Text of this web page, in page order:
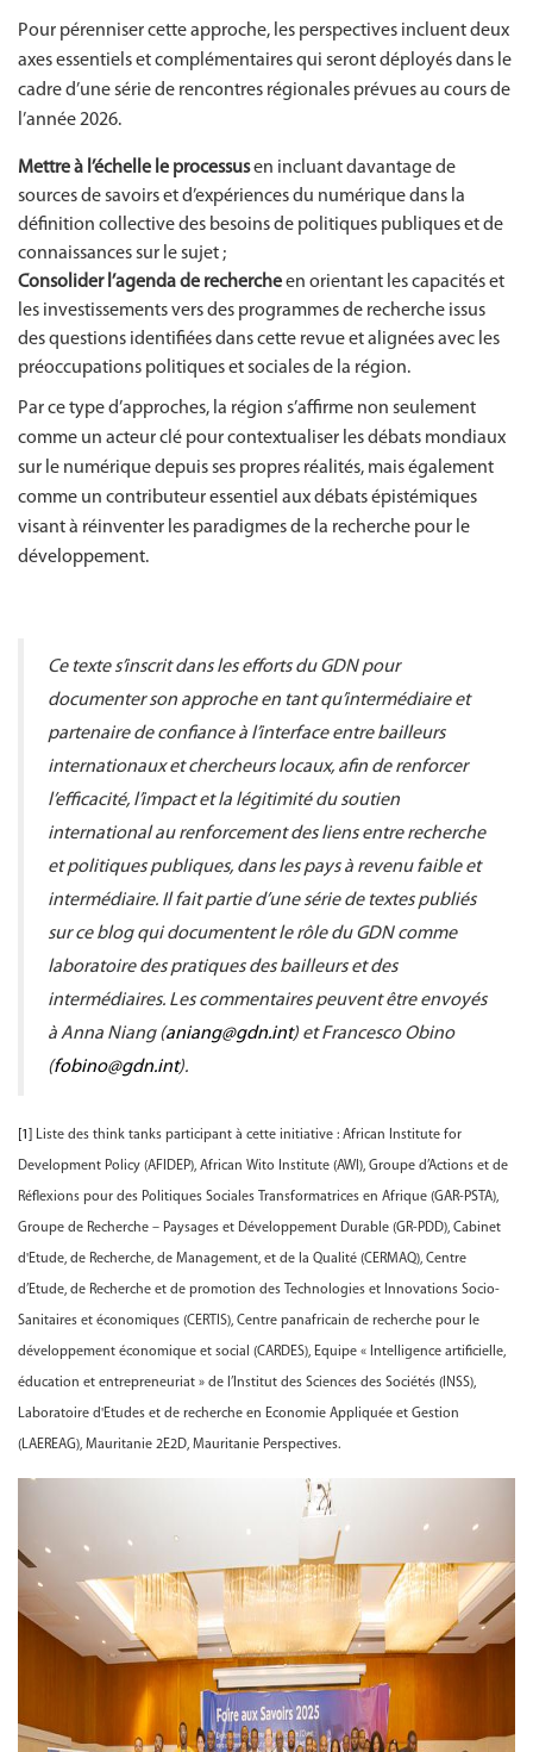
Pour pérenniser cette approche, les perspectives incluent deux
axes essentiels et complémentaires qui seront déployés dans le
cadre d’une série de rencontres régionales prévues au cours de
l’année 2026.
Mettre à l’échelle le processusen incluant davantage de
sources de savoirs et d’expériences du numérique dans la
définition collective des besoins de politiques publiques et de
connaissances sur le sujet ;
Consolider l’agendade rechercheen orientant les capacités et
les investissements vers des programmes de recherche issus
des questions identifiées dans cette revue et alignées avec les
préoccupations politiques et sociales de la région.
Par ce type d’approches, la région s’affirme non seulement
comme un acteur clé pour contextualiser les débats mondiaux
sur le numérique depuis ses propres réalités, mais également
comme un contributeur essentiel aux débats épistémiques
visant à réinventer les paradigmes de la recherche pour le
développement.
Ce texte s’inscrit dans les efforts du GDN pour
documenter son approche en tant qu’intermédiaire et
partenaire de confiance à l’interface entre bailleurs
internationaux et chercheurs locaux, afin de renforcer
l’efficacité, l’impact et la légitimité du soutien
international au renforcement des liens entre recherche
et politiques publiques, dans les pays à revenu faible et
intermédiaire. Il fait partie d’une série de textes publiés
sur ce blog qui documentent le rôle du GDN comme
laboratoire des pratiques des bailleurs et des
intermédiaires. Les commentaires peuvent être envoyés
à Anna Niang (aniang@gdn.int) et Francesco Obino
(fobino@gdn.int).
[1] Liste des think tanks participant à cette initiative : African Institute for
Development Policy (AFIDEP), African Wito Institute (AWI), Groupe d’Actions et de
Réflexions pour des Politiques Sociales Transformatrices en Afrique (GAR-PSTA),
Groupe de Recherche – Paysages et Développement Durable (GR-PDD), Cabinet
d'Etude, de Recherche, de Management, et de la Qualité (CERMAQ), Centre
d’Etude, de Recherche et de promotion des Technologies et Innovations Socio-
Sanitaires et économiques (CERTIS), Centre panafricain de recherche pour le
développement économique et social (CARDES), Equipe « Intelligence artificielle,
éducation et entrepreneuriat » de l’Institut des Sciences des Sociétés (INSS),
Laboratoire d'Etudes et de recherche en Economie Appliquée et Gestion
(LAEREAG), Mauritanie 2E2D, Mauritanie Perspectives.